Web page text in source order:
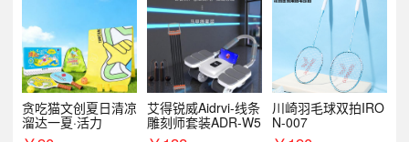
贪吃猫文创夏日清凉
溜达一夏·活力
艾得锐威Aidrvi-线条
雕刻师套装ADR-W5
川崎羽毛球双拍IRO
N-007